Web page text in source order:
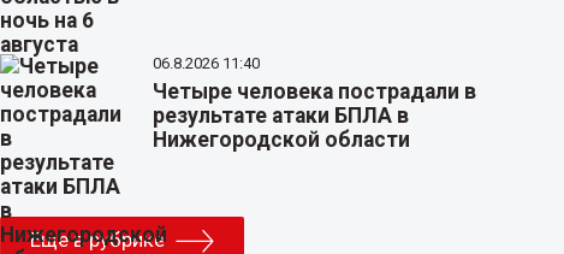
06.8.2026 11:40
Четыре человека пострадали в
результате атаки БПЛА в
Нижегородской области
Еще в рубрике